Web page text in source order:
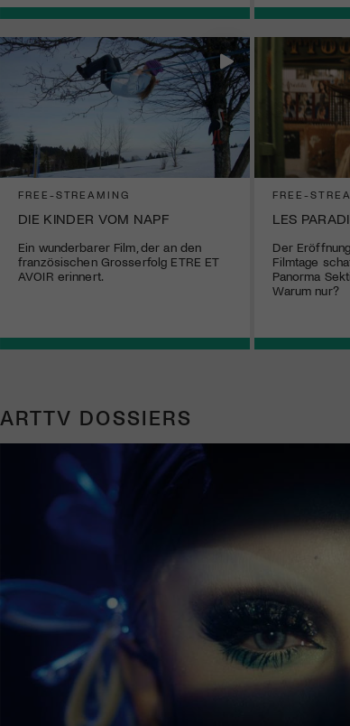
FREE-STREAMING
DIE KINDER VOM NAPF
Ein wunderbarer Film, der an den
französischen Grosserfolg ETRE ET
AVOIR erinnert.
FREE-
LES
Der
Filmtage
Panorma
Warum nur?
ARTTV DOSSIERS